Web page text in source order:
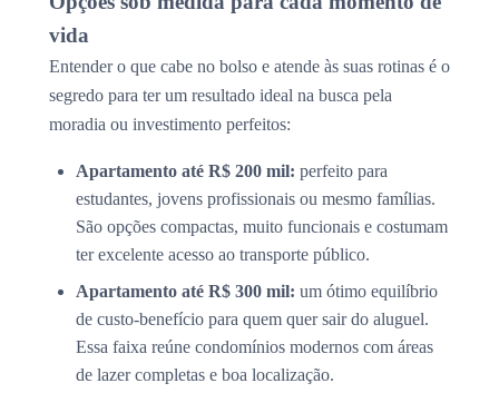
vida
Entender o que cabe no bolso e atende às suas rotinas é o
segredo para ter um resultado ideal na busca pela
moradia ou investimento perfeitos:
Apartamento até R$ 200 mil: perfeito para
estudantes, jovens profissionais ou mesmo famílias.
São opções compactas, muito funcionais e costumam
ter excelente acesso ao transporte público.
Apartamento até R$ 300 mil: um ótimo equilíbrio
de custo-benefício para quem quer sair do aluguel.
Essa faixa reúne condomínios modernos com áreas
de lazer completas e boa localização.